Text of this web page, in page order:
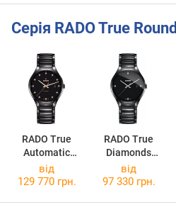
Серія RADO True Round
RADO True
Automatic
Diamonds
R27056732
RADO True
Diamonds
R27238722
від
129 770 грн.
від
97 330 грн.